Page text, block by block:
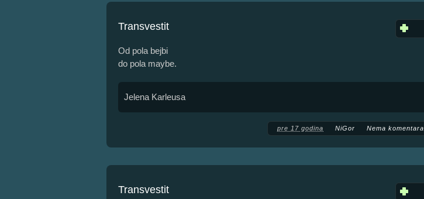
Transvestit
Od pola bejbi
do pola maybe.
Jelena Karleusa
pre 17 godina NiGor Nema komentara
Transvestit